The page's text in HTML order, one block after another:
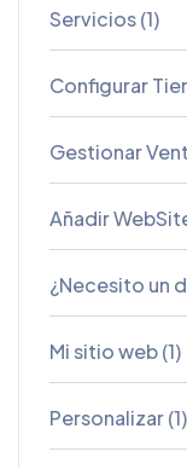
Servicios (1)
Configurar
Gestionar
Añadir
¿Necesito un
Mi sitio web (1)
Personalizar (1)